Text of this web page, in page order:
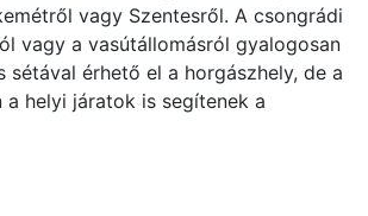
vagy Szentesről. A csongrádi
vagy a vasútállomásról gyalogosan
sétával érhető el a horgászhely, de a
a helyi járatok is segítenek a